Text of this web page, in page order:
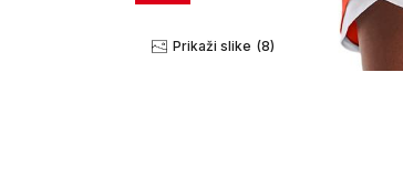
Prikaži slike (8)